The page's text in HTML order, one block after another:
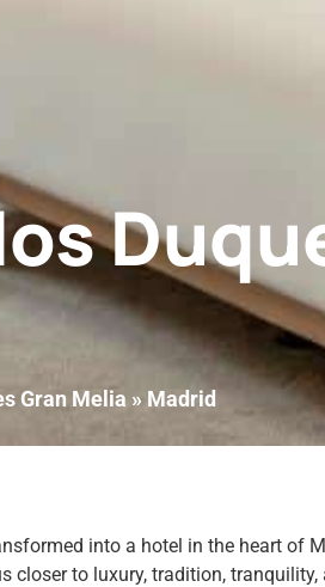
Gran Melia » Madrid
into a hotel in the heart of
closer to luxury, tradition,